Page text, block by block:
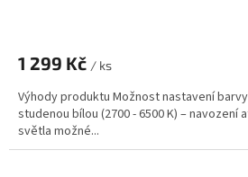
1 299 Kč / ks
Výhody produktu Možnost nastavení
studenou bílou (2700 - 6500 K) –
světla možné...